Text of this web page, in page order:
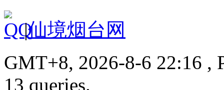
|仙境烟台网
GMT+8, 2026-8-6 22:16 ,
13 queries.